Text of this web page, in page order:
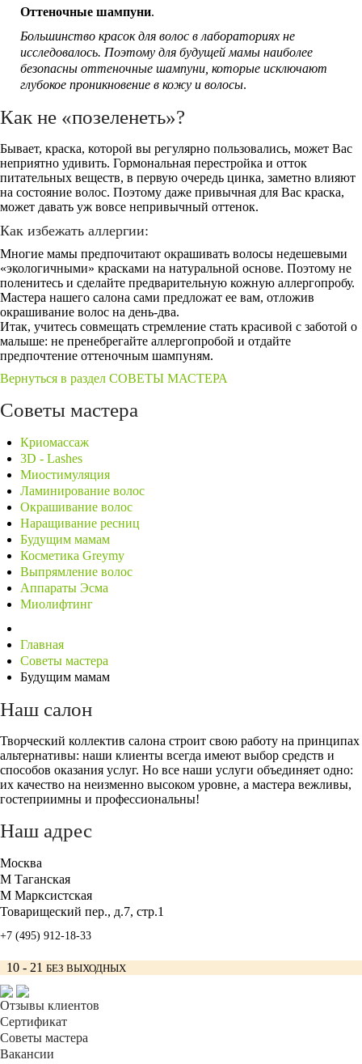
Оттеночные шампуни.
Большинство красок для волос в лабораториях не
исследовалось. Поэтому для будущей мамы наиболее
безопасны оттеночные шампуни, которые исключают
глубокое проникновение в кожу и волосы.
Как не «позеленеть»?
Бывает, краска, которой вы регулярно пользовались, может Вас
неприятно удивить. Гормональная перестройка и отток
питательных веществ, в первую очередь цинка, заметно влияют
на состояние волос. Поэтому даже привычная для Вас краска,
может давать уж вовсе непривычный оттенок.
Как избежать аллергии:
Многие мамы предпочитают окрашивать волосы недешевыми
«экологичными» красками на натуральной основе. Поэтому не
поленитесь и сделайте предварительную кожную аллергопробу.
Мастера нашего салона сами предложат ее вам, отложив
окрашивание волос на день-два.
Итак, учитесь совмещать стремление стать красивой с заботой о
малыше: не пренебрегайте аллергопробой и отдайте
предпочтение оттеночным шампуням.
Вернуться в раздел СОВЕТЫ МАСТЕРА
Советы мастера
Криомассаж
3D - Lashes
Миостимуляция
Ламинирование волос
Окрашивание волос
Наращивание ресниц
Будущим мамам
Косметика Greymy
Выпрямление волос
Аппараты Эсма
Миолифтинг
Главная
Советы мастера
Будущим мамам
Наш салон
Творческий коллектив салона строит свою работу на принципах
альтернативы: наши клиенты всегда имеют выбор средств и
способов оказания услуг. Но все наши услуги объединяет одно:
их качество на неизменно высоком уровне, а мастера вежливы,
гостеприимны и профессиональны!
Наш адрес
Москва
М Таганская
М Марксистская
Товарищеский пер., д.7, стр.1
+7 (495) 912-18-33
10 - 21 БЕЗ ВЫХОДНЫХ
Отзывы клиентов
Сертификат
Советы мастера
Вакансии